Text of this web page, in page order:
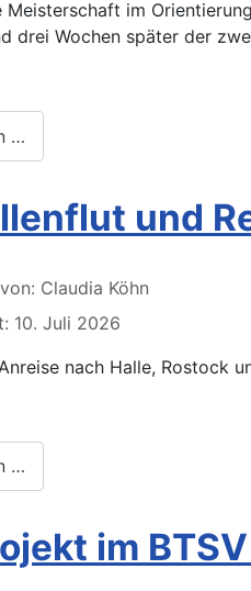
Meisterschaft im
drei Wochen später der
…
und
Claudia Köhn
10. Juli 2026
nach Halle, Rostock
…
im